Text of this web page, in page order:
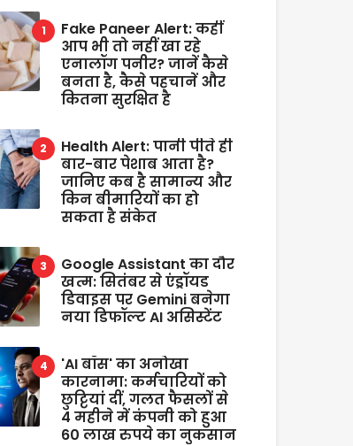
Fake Paneer Alert: कहीं
आप भी तो नहीं खा रहे
एनालॉग पनीर? जानें कैसे
बनता है, कैसे पहचानें और
कितना सुरक्षित है
Health Alert: पानी पीते ही
बार-बार पेशाब आता है?
जानिए कब है सामान्य और
किन बीमारियों का हो
सकता है संकेत
Google Assistant का दौर
खत्म: सितंबर से एंड्रॉयड
डिवाइस पर Gemini बनेगा
नया डिफॉल्ट AI असिस्टेंट
'AI बॉस' का अनोखा
कारनामा: कर्मचारियों को
छुट्टियां दीं, गलत फैसलों से
4 महीने में कंपनी को हुआ
60 लाख रुपये का नुकसान